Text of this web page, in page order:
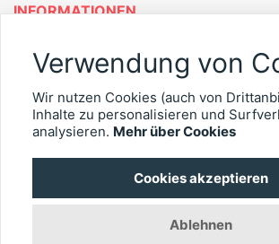
INFORMATIONEN
Was ist EYEFOX – Ihre Möglichkeiten
Kontakt
© 2026 EYEFOX UG
Verwendung von
Wir nutzen Cookies (auch von
Inhalte zu personalisieren und
analysieren. Mehr über Cookies
Cookies akzeptieren
Ablehnen